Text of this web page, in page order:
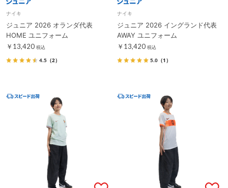
ナイキ
ジュニア 2026 オランダ代表
HOME ユニフォーム
￥13,420 税込
4.5 （2）
ナイキ
ジュニア 2026 イングランド代表
AWAY ユニフォーム
￥13,420 税込
5.0 （1）